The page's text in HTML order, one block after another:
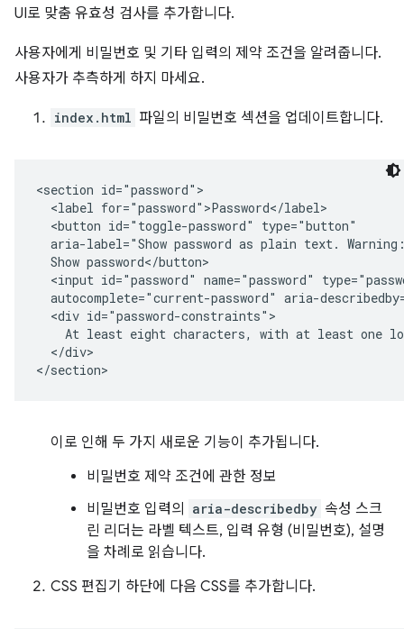
UI로 맞춤 유효성 검사를 추가합니다.
사용자에게 비밀번호 및 기타 입력의 제약 조건을 알려줍니다.
사용자가 추측하게 하지 마세요.
index.html 파일의 비밀번호 섹션을 업데이트합니다.
<section id="password">
  <label for="password">Password</label>
  <button id="toggle-password" type="button"
aria-label="Show password as plain text.
  Show password</button>
<input id="password" name="password"
autocomplete="current-password" aria-
  <div id="password-constraints">
At least eight characters, with at least one
  </div>
이로 인해 두 가지 새로운 기능이 추가됩니다.
비밀번호 제약 조건에 관한 정보
비밀번호 입력의
aria-describedby 속성 스크
린 리더는 라벨 텍스트, 입력 유형 (비밀번호), 설명
을 차례로 읽습니다.
CSS 편집기 하단에 다음 CSS를 추가합니다.